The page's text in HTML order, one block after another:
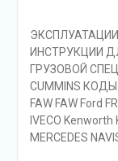
ИНСТРУКЦИИ
ГРУЗОВОЙ
CUMMINS КОДЫ
FAW FAW Ford
IVECO
MERCEDES